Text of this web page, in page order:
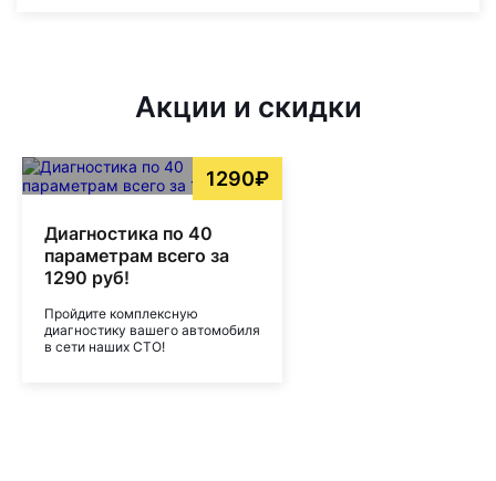
Акции и скидки
1290₽
Диагностика по 40
параметрам всего за
1290 руб!
Пройдите комплексную
диагностику вашего автомобиля
в сети наших СТО!